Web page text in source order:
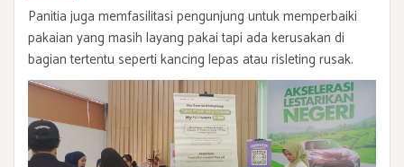
Panitia juga memfasilitasi pengunjung untuk memperbaiki
pakaian yang masih layang pakai tapi ada kerusakan di
bagian tertentu seperti kancing lepas atau risleting rusak.